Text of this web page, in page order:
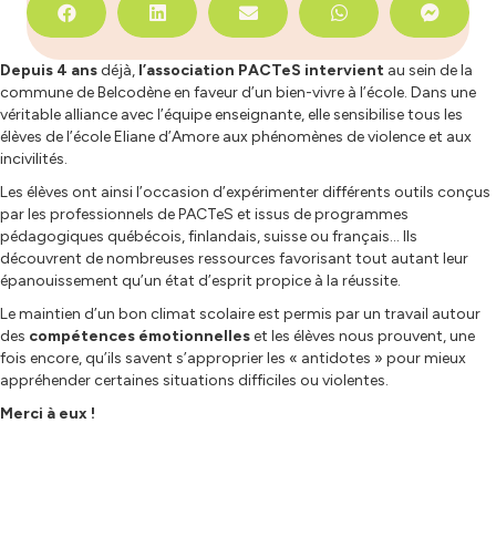
Depuis 4 ansdéjà, l’association PACTeS intervient au sein de la
commune de Belcodène en faveur d’un bien-vivre à l’école. Dans une
véritable alliance avec l’équipe enseignante, elle sensibilise tous les
élèves de l’école Eliane d’Amore aux phénomènes de violence et aux
incivilités.
Les élèves ont ainsi l’occasion d’expérimenter différents outils conçus
par les professionnels de PACTeS et issus de programmes
pédagogiques québécois, finlandais, suisse ou français… Ils
découvrent de nombreuses ressources favorisant tout autant leur
épanouissement qu’un état d’esprit propice à la réussite.
Le maintien d’un bon climat scolaire est permis par un travail autour
des compétences émotionnelleset les élèves nous prouvent, une
fois encore, qu’ils savent s’approprier les « antidotes » pour mieux
appréhender certaines situations difficiles ou violentes.
Merci à eux !